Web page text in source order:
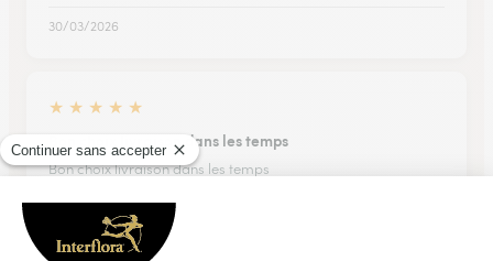
30/03/2026
★ ★ ★ ★ ★
Bon choix livraison dans les temps
Bon choix livraison dans les temps